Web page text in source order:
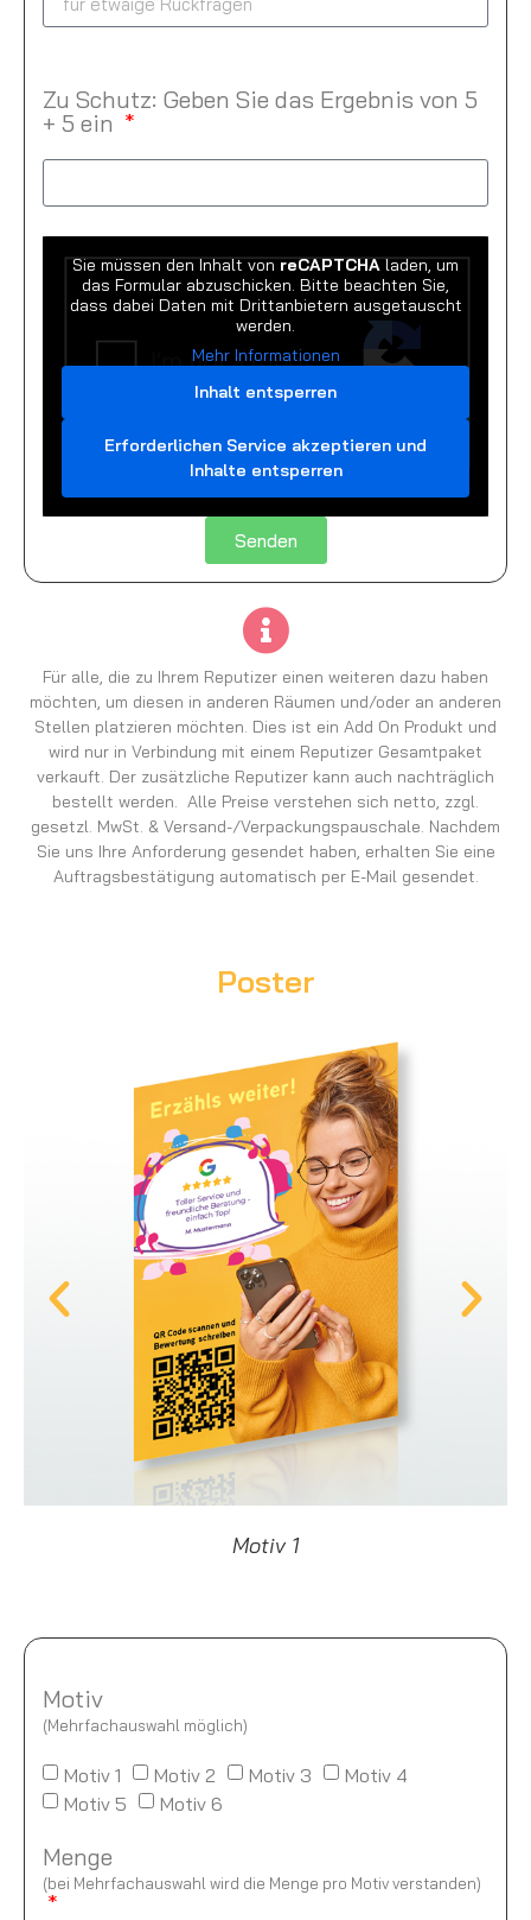
Zu Schutz: Geben Sie das Ergebnis von 5
+ 5 ein
Sie müssen den Inhalt vonreCAPTCHAladen, um
das Formular abzuschicken. Bitte beachten Sie,
dass dabei Daten mit Drittanbietern ausgetauscht
werden.
Mehr Informationen
Inhalt entsperren
Erforderlichen Service akzeptieren und
Inhalte entsperren
Senden
Für alle, die zu Ihrem Reputizer einen weiteren dazu haben
möchten, um diesen in anderen Räumen und/oder an anderen
Stellen platzieren möchten. Dies ist ein Add On Produkt und
wird nur in Verbindung mit einem Reputizer Gesamtpaket
verkauft. Der zusätzliche Reputizer kann auch nachträglich
bestellt werden. Alle Preise verstehen sich netto, zzgl.
gesetzl. MwSt. & Versand-/Verpackungspauschale. Nachdem
Sie uns Ihre Anforderung gesendet haben, erhalten Sie eine
Auftragsbestätigung automatisch per E-Mail gesendet.
Poster
Motiv 1
Motiv
(Mehrfachauswahl möglich)
Motiv 1 Motiv 2 Motiv 3
Motiv 4
Motiv 5
Motiv 6
Menge
(bei Mehrfachauswahl wird die Menge pro Motiv verstanden)